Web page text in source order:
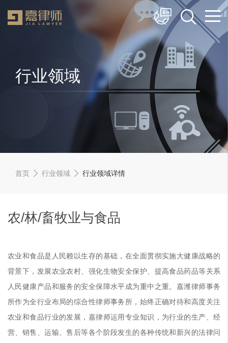
简体中文
English
行业领域
首页 行业领域 行业领域详情
农/林/畜牧业与食品
农业和食品是人民赖以生存的基础，在全面贯彻实施大健康战略的
背景下，发展农业农村、强化生物安全保护、提高食品药品等关系
人民健康产品和服务的安全保障水平成为重中之重。 嘉潍律师事务
所作为全行业布局的综合性律师事务所，始终正确对待和高度关注
农业和食品行业的发展，嘉律师运用专业知识，为行业的生产、经
营、销售、运输、售后等各个阶段发生的各种传统和新兴的法律问